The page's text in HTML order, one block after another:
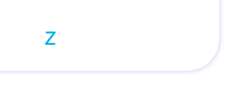
Z